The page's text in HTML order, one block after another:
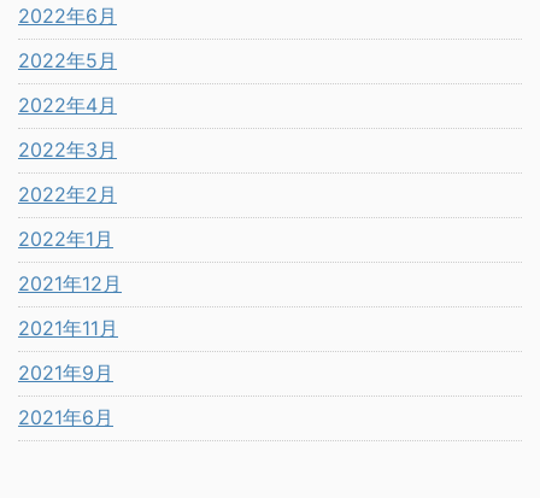
2022年6月
2022年5月
2022年4月
2022年3月
2022年2月
2022年1月
2021年12月
2021年11月
2021年9月
2021年6月